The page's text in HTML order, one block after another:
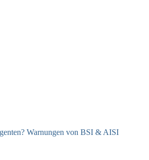
Warnungen von BSI & AISI